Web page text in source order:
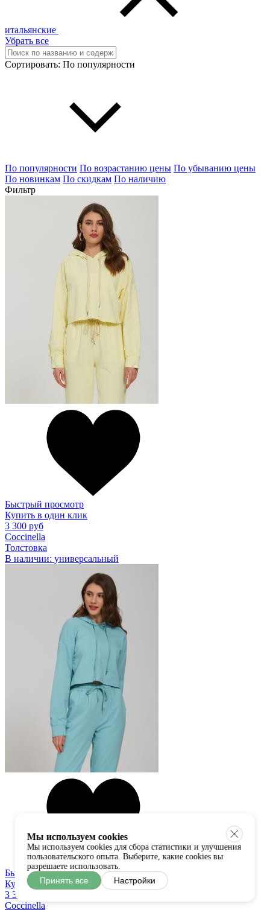
итальянские
Убрать все
Сортировать: По популярности
По популярности По возрастанию цены По убыванию цены
По новинкам По скидкам По наличию
Фильтр
Быстрый просмотр
Купить в один клик
3 300 руб
Coccinella
Толстовка
В наличии: универсальный
Быстрый просмотр
Купить в один клик
3 300 руб
Coccinella
Мы используем cookies
Мы используем cookies для сбора статистики и улучшения
пользовательского опыта. Выберите, какие cookies вы
разрешаете использовать.
Принять все Настройки